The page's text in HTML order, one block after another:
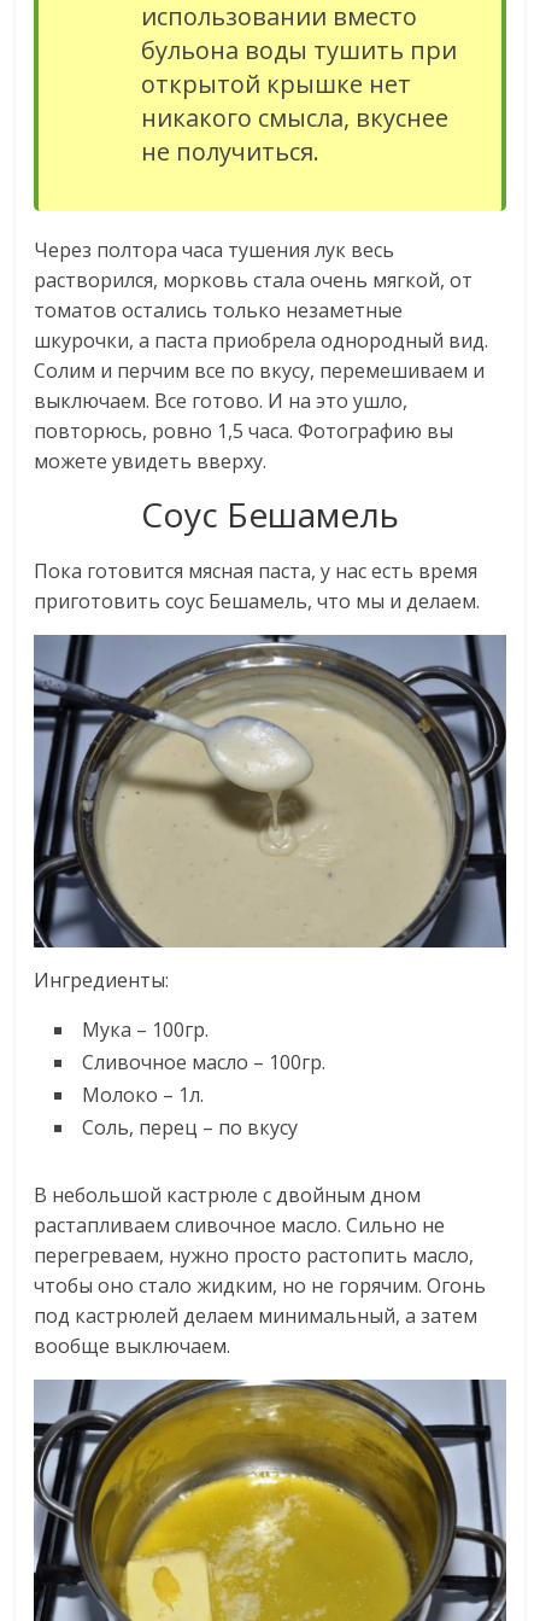
использовании вместо
бульона воды тушить при
открытой крышке нет
никакого смысла, вкуснее
не получиться.
Через полтора часа тушения лук весь
растворился, морковь стала очень мягкой, от
томатов остались только незаметные
шкурочки, а паста приобрела однородный вид.
Солим и перчим все по вкусу, перемешиваем и
выключаем. Все готово. И на это ушло,
повторюсь, ровно 1,5 часа. Фотографию вы
можете увидеть вверху.
Соус Бешамель
Пока готовится мясная паста, у нас есть время
приготовить соус Бешамель, что мы и делаем.
Ингредиенты:
Мука – 100гр.
Сливочное масло – 100гр.
Молоко – 1л.
Соль, перец – по вкусу
В небольшой кастрюле с двойным дном
растапливаем сливочное масло. Сильно не
перегреваем, нужно просто растопить масло,
чтобы оно стало жидким, но не горячим. Огонь
под кастрюлей делаем минимальный, а затем
вообще выключаем.